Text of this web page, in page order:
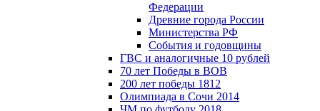
Федерации
Древние города России
Министерства РФ
События и годовщины
ГВС и аналогичные 10 рублей
70 лет Победы в ВОВ
200 лет победы 1812
Олимпиада в Сочи 2014